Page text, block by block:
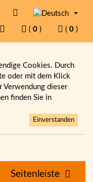
( 0 ) ( 0 )
Cookies. Durch
oder mit dem Klick
Verwendung dieser
finden Sie in
Einverstanden
Seitenleiste